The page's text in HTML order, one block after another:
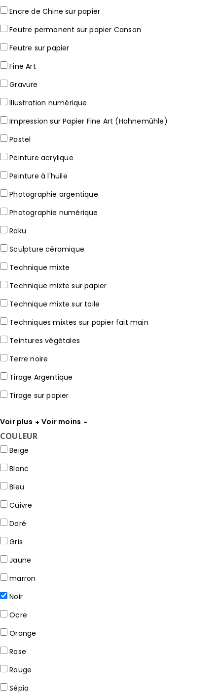
Encre de Chine sur papier
Feutre permanent sur papier Canson
Feutre sur papier
Fine Art
Gravure
Illustration numérique
Impression sur Papier Fine Art (Hahnemühle)
Pastel
Peinture acrylique
Peinture à l'huile
Photographie argentique
Photographie numérique
Raku
Sculpture céramique
Technique mixte
Technique mixte sur papier
Technique mixte sur toile
Techniques mixtes sur papier fait main
Teintures végétales
Terre noire
Tirage Argentique
Tirage sur papier
Voir plus Voir moins
COULEUR
Beige
Blanc
Bleu
Cuivre
Doré
Gris
Jaune
marron
Noir
Ocre
Orange
Rose
Rouge
Sépia